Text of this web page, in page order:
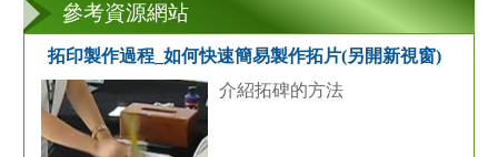
參考資源網站
拓印製作過程_如何快速簡易製作拓片(另開新視窗)
介紹拓碑的方法